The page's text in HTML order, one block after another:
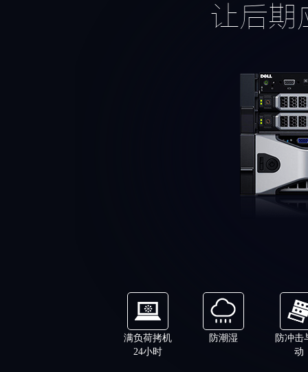
让后期
满负荷拷机
24小时
防潮湿
防冲击
动